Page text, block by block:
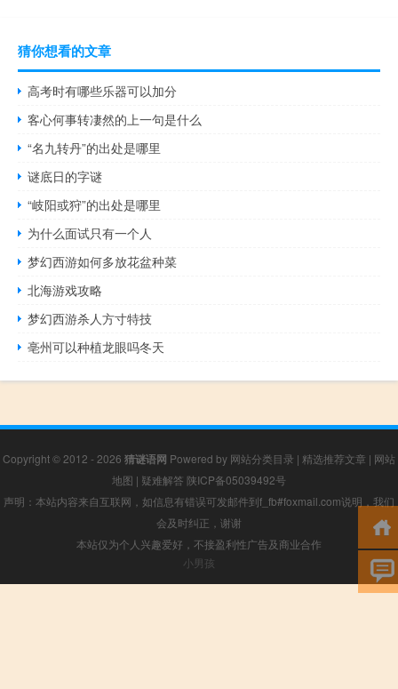
猜你想看的文章
高考时有哪些乐器可以加分
客心何事转凄然的上一句是什么
“名九转丹”的出处是哪里
谜底日的字谜
“岐阳或狩”的出处是哪里
为什么面试只有一个人
梦幻西游如何多放花盆种菜
北海游戏攻略
梦幻西游杀人方寸特技
亳州可以种植龙眼吗冬天
Copyright © 2012 - 2026 猜谜语网 Powered by 网站分类目录 | 精选推荐文章 | 网站
地图 | 疑难解答 陕ICP备05039492号
声明：本站内容来自互联网，如信息有错误可发邮件到f_fb#foxmail.com说明，我们
会及时纠正，谢谢
本站仅为个人兴趣爱好，不接盈利性广告及商业合作
小男孩